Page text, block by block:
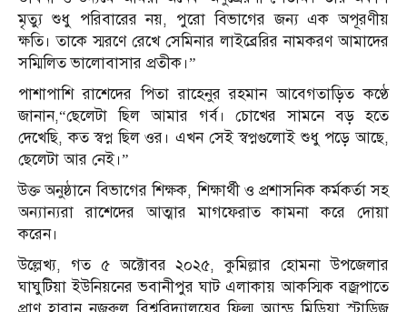
মৃত্যু শুধু পরিবারের নয়, পুরো বিভাগের জন্য এক অপূরণীয়
ক্ষতি। তাকে স্মরণে রেখে সেমিনার লাইব্রেরির নামকরণ আমাদের
সম্মিলিত ভালোবাসার প্রতীক।”
পাশাপাশি রাশেদের পিতা রাহেনুর রহমান আবেগতাড়িত কণ্ঠে
জানান,“ছেলেটা ছিল আমার গর্ব। চোখের সামনে বড় হতে
দেখেছি, কত স্বপ্ন ছিল ওর। এখন সেই স্বপ্নগুলোই শুধু পড়ে আছে,
ছেলেটা আর নেই।”
উক্ত অনুষ্ঠানে বিভাগের শিক্ষক, শিক্ষার্থী ও প্রশাসনিক কর্মকর্তা সহ
অন্যান্যরা রাশেদের আত্মার মাগফেরাত কামনা করে দোয়া
করেন।
উল্লেখ্য, গত ৫ অক্টোবর ২০২৫, কুমিল্লার হোমনা উপজেলার
ঘাঘুটিয়া ইউনিয়নের ভবানীপুর ঘাট এলাকায় আকস্মিক বজ্রপাতে